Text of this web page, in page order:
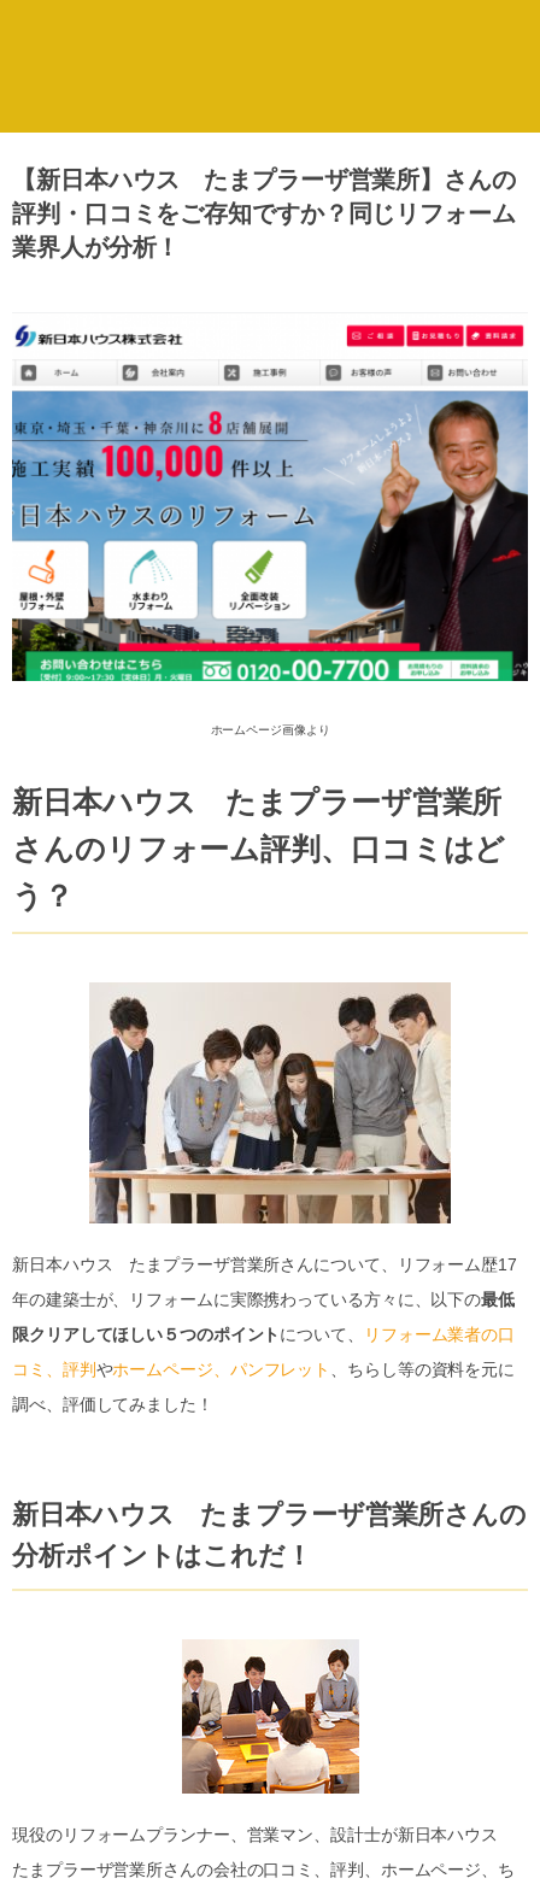
【新日本ハウス たまプラーザ営業所】さんの
評判・口コミをご存知ですか？同じリフォーム
業界人が分析！
ホームページ画像より
新日本ハウス たまプラーザ営業所
さんのリフォーム評判、口コミはど
う？
新日本ハウス たまプラーザ営業所さんについて、リフォーム歴17
年の建築士が、リフォームに実際携わっている方々に、以下の最低
限クリアしてほしい５つのポイント について、
リフォーム業者の口
コミ、評判やホームページ、パンフレット
、ちらし等の資料を元に
調べ、評価してみました！
新日本ハウス たまプラーザ営業所さんの
分析ポイントはこれだ！
現役のリフォームプランナー、営業マン、設計士が新日本ハウス
たまプラーザ営業所さんの会社の口コミ、評判、ホームページ、ち